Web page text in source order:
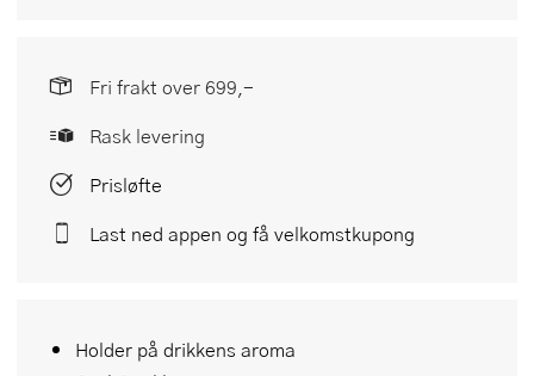
Holder på drikkens aroma
Fri frakt over 699,-
Rask levering
Prisløfte
Last ned appen og få velkomstkupong